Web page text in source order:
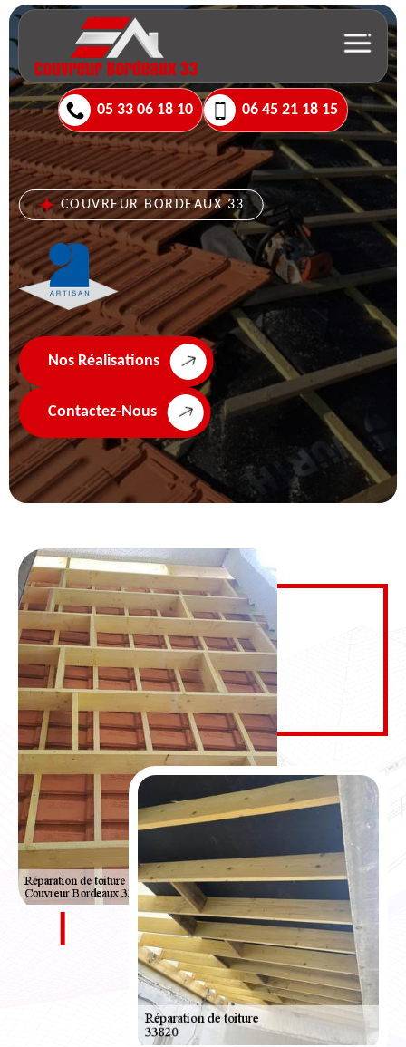
05 33 06 18 10 06 45 21 18 15
COUVREUR BORDEAUX 33
Nos Réalisations
Contactez-Nous